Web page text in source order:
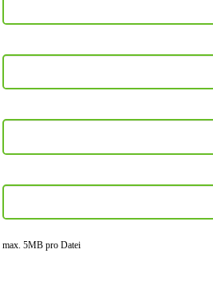
max. 5MB pro Datei